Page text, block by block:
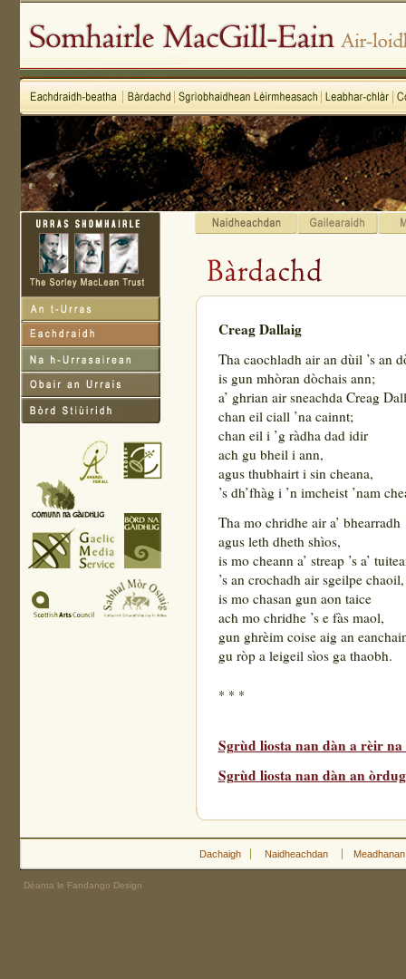
Creag Dallaig
Tha caochladh air an dùil ’s an
is gun mhòran dòchais ann;
a’ ghrian air sneachda Creag
chan eil ciall ’na cainnt;
chan eil i ’g ràdha dad idir
ach gu bheil i ann,
agus thubhairt i sin cheana,
’s dh’fhàg i ’n imcheist ’nam
Tha mo chridhe air a’ bhearradh
agus leth dheth shìos,
is mo cheann a’ streap ’s a’
’s an crochadh air sgeilpe chaoil,
is mo chasan gun aon taice
ach mo chridhe ’s e fàs maol,
gun ghrèim coise aig an
gu ròp a leigeil sìos ga thaobh.
* * *
Sgrùd liosta nan dàn a rèir na
Sgrùd liosta nan dàn an
Dachaigh Naidheachdan Meadhanan
Dèanta le Fandango Design